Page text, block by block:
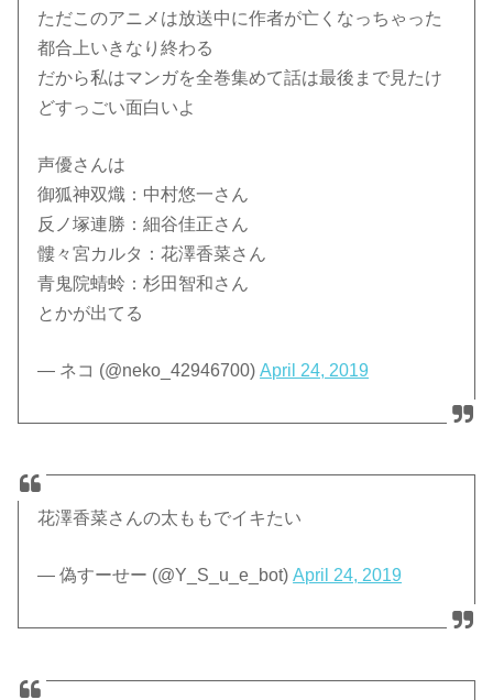
ただこのアニメは放送中に作者が亡くなっちゃった
都合上いきなり終わる
だから私はマンガを全巻集めて話は最後まで見たけ
どすっごい面白いよ
声優さんは
御狐神双熾：中村悠一さん
反ノ塚連勝：細谷佳正さん
髏々宮カルタ：花澤香菜さん
青鬼院蜻蛉：杉田智和さん
とかが出てる
— ネコ (@neko_42946700)April 24, 2019
花澤香菜さんの太ももでイキたい
— 偽すーせー (@Y_S_u_e_bot)April 24, 2019